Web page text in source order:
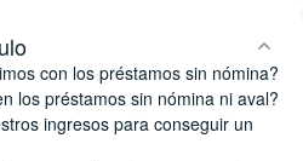
con los préstamos sin nómina?
los préstamos sin nómina ni aval?
ingresos para conseguir un